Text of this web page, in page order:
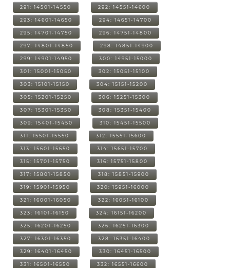
291: 14501-14550 292: 14551-14600
293: 14601-14650 294: 14651-14700
295: 14701-14750 296: 14751-14800
297: 14801-14850 298: 14851-14900
299: 14901-14950 300: 14951-15000
301: 15001-15050 302: 15051-15100
303: 15101-15150 304: 15151-15200
305: 15201-15250 306: 15251-15300
307: 15301-15350 308: 15351-15400
309: 15401-15450 310: 15451-15500
311: 15501-15550 312: 15551-15600
313: 15601-15650 314: 15651-15700
315: 15701-15750 316: 15751-15800
317: 15801-15850 318: 15851-15900
319: 15901-15950 320: 15951-16000
321: 16001-16050 322: 16051-16100
323: 16101-16150 324: 16151-16200
325: 16201-16250 326: 16251-16300
327: 16301-16350 328: 16351-16400
329: 16401-16450 330: 16451-16500
331: 16501-16550 332: 16551-16600